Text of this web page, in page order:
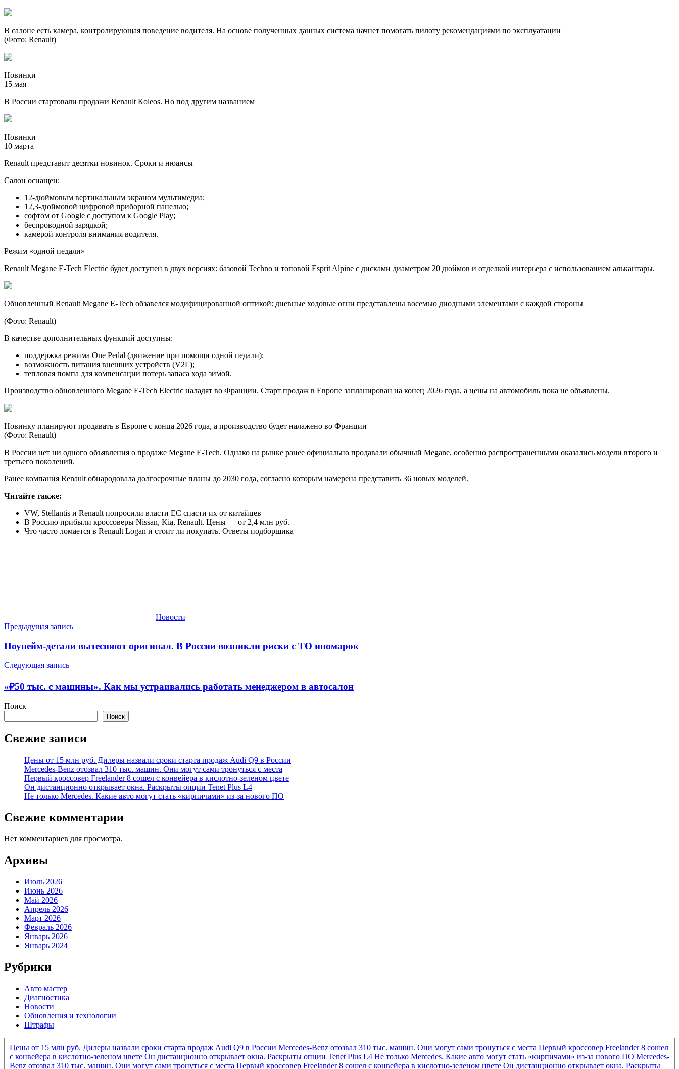
В салоне есть камера, контролирующая поведение водителя. На основе полученных данных система начнет помогать пилоту рекомендациями по эксплуатации
(Фото: Renault)
Новинки
15 мая
В России стартовали продажи Renault Кoleos. Но под другим названием
Новинки
10 марта
Renault представит десятки новинок. Сроки и нюансы
Салон оснащен:
12-дюймовым вертикальным экраном мультимедиа;
12,3-дюймовой цифровой приборной панелью;
софтом от Google с доступом к Google Play;
беспроводной зарядкой;
камерой контроля внимания водителя.
Режим «одной педали»
Renault Megane E-Tech Electric будет доступен в двух версиях: базовой Techno и топовой Esprit Alpine с дисками диаметром 20 дюймов и отделкой интерьера с использованием алькантары.
Обновленный Renault Megane E-Tech обзавелся модифицированной оптикой: дневные ходовые огни представлены восемью диодными элементами с каждой стороны
(Фото: Renault)
В качестве дополнительных функций доступны:
поддержка режима One Pedal (движение при помощи одной педали);
возможность питания внешних устройств (V2L);
тепловая помпа для компенсации потерь запаса хода зимой.
Производство обновленного Megane E-Tech Electric наладят во Франции. Старт продаж в Европе запланирован на конец 2026 года, а цены на автомобиль пока не объявлены.
Новинку планируют продавать в Европе с конца 2026 года, а производство будет налажено во Франции
(Фото: Renault)
В России нет ни одного объявления о продаже Megane E-Tech. Однако на рынке ранее официально продавали обычный Megane, особенно распространенными оказались модели второго и
третьего поколений.
Ранее компания Renault обнародовала долгосрочные планы до 2030 года, согласно которым намерена представить 36 новых моделей.
Читайте также:
VW, Stellantis и Renault попросили власти ЕС спасти их от китайцев
В Россию прибыли кроссоверы Nissan, Kia, Renault. Цены — от 2,4 млн руб.
Что часто ломается в Renault Logan и стоит ли покупать. Ответы подборщика
Новости
Навигация
по
записям
Предыдущая запись
Ноунейм-детали вытесняют оригинал. В России возникли риски с ТО иномарок
Следующая запись
«₽50 тыс. с машины». Как мы устраивались работать менеджером в автосалон
Поиск
Поиск
Свежие записи
Цены от 15 млн руб. Дилеры назвали сроки старта продаж Audi Q9 в России
Mercedes-Benz отозвал 310 тыс. машин. Они могут сами тронуться с места
Первый кроссовер Freelander 8 сошел с конвейера в кислотно-зеленом цвете
Он дистанционно открывает окна. Раскрыты опции Tenet Plus L4
Не только Mercedes. Какие авто могут стать «кирпичами» из-за нового ПО
Свежие комментарии
Нет комментариев для просмотра.
Архивы
Июль 2026
Июнь 2026
Май 2026
Апрель 2026
Март 2026
Февраль 2026
Январь 2026
Январь 2024
Рубрики
Авто мастер
Диагностика
Новости
Обновления и технологии
Штрафы
Цены от 15 млн руб. Дилеры назвали сроки старта продаж Audi Q9 в России Mercedes-Benz отозвал 310 тыс. машин. Они могут сами тронуться с места Первый кроссовер Freelander 8 сошел
с конвейера в кислотно-зеленом цвете Он дистанционно открывает окна. Раскрыты опции Tenet Plus L4 Не только Mercedes. Какие авто могут стать «кирпичами» из-за нового ПО Mercedes-
Benz отозвал 310 тыс. машин. Они могут сами тронуться с места Первый кроссовер Freelander 8 сошел с конвейера в кислотно-зеленом цвете Он дистанционно открывает окна. Раскрыты